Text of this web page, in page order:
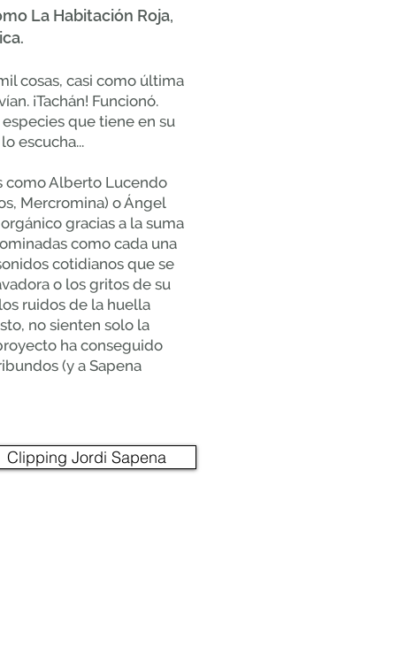
La Habitación Roja,
cosas, casi como última
¡Tachán! Funcionó.
que tiene en su
escucha...
como Alberto Lucendo
Mercromina) o Ángel
gracias a la suma
como cada una
cotidianos que se
o los gritos de su
ruidos de la huella
no sienten solo la
ha conseguido
(y a Sapena
Clipping Jordi Sapena